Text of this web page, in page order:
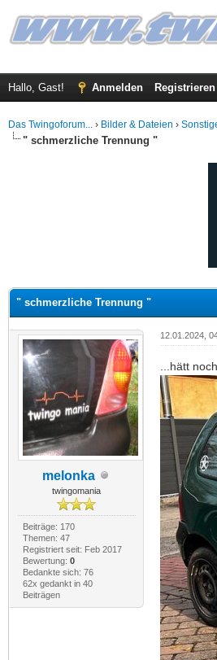
Hallo, Gast! Anmelden Registrieren
Das Twingoforum... › Bilder & Dateien ›
" schmerzliche Trennung "
" schmerzliche Trennung "
melonka
twingomania
Beiträge: 170
Themen: 47
Registriert seit: Feb 2017
Bewertung: 0
Bedankte sich: 76
62x gedankt in 40
Beiträgen
12.01.2024,
...hätt